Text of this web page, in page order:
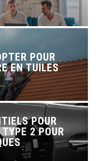
POUR
EN TUILES
POUR
TYPE 2 POUR